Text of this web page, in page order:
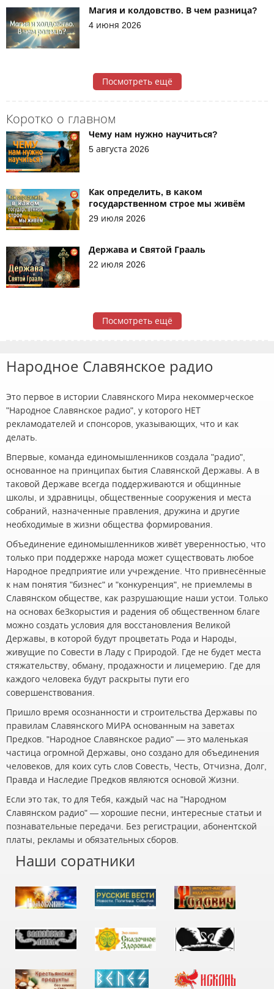
Коротко о главном
Чему нам нужно научиться?
5 августа 2026
Как определить, в каком
государственном строе мы живём
29 июля 2026
Держава и Святой Грааль
22 июля 2026
Посмотреть ещё
Магия и колдовство. В чем разница?
4 июня 2026
Посмотреть ещё
Народное Славянское радио
Это первое в истории Славянского Мира некоммерческое
"Народное Славянское радио", у которого НЕТ
рекламодателей и спонсоров, указывающих, что и как
делать.
Впервые, команда единомышленников создала "радио",
основанное на принципах бытия Славянской Державы. А в
таковой Державе всегда поддерживаются и общинные
школы, и здравницы, общественные сооружения и места
собраний, назначенные правления, дружина и другие
необходимые в жизни общества формирования.
Объединение единомышленников живёт уверенностью, что
только при поддержке народа может существовать любое
Народное предприятие или учреждение. Что привнесённые
к нам понятия "бизнес" и "конкуренция", не приемлемы в
Славянском обществе, как разрушающие наши устои. Только
на основах беЗкорыстия и радения об общественном благе
можно создать условия для восстановления Великой
Державы, в которой будут процветать Рода и Народы,
живущие по Совести в Ладу с Природой. Где не будет места
стяжательству, обману, продажности и лицемерию. Где для
каждого человека будут раскрыты пути его
совершенствования.
Пришло время осознанности и строительства Державы по
правилам Славянского МИРА основанным на заветах
Предков. "Народное Славянское радио" — это маленькая
частица огромной Державы, оно создано для объединения
человеков, для коих суть слов Совесть, Честь, Отчизна, Долг,
Правда и Наследие Предков являются основой Жизни.
Если это так, то для Тебя, каждый час на "Народном
Славянском радио" — хорошие песни, интересные статьи и
познавательные передачи. Без регистрации, абонентской
платы, рекламы и обязательных сборов.
Наши соратники